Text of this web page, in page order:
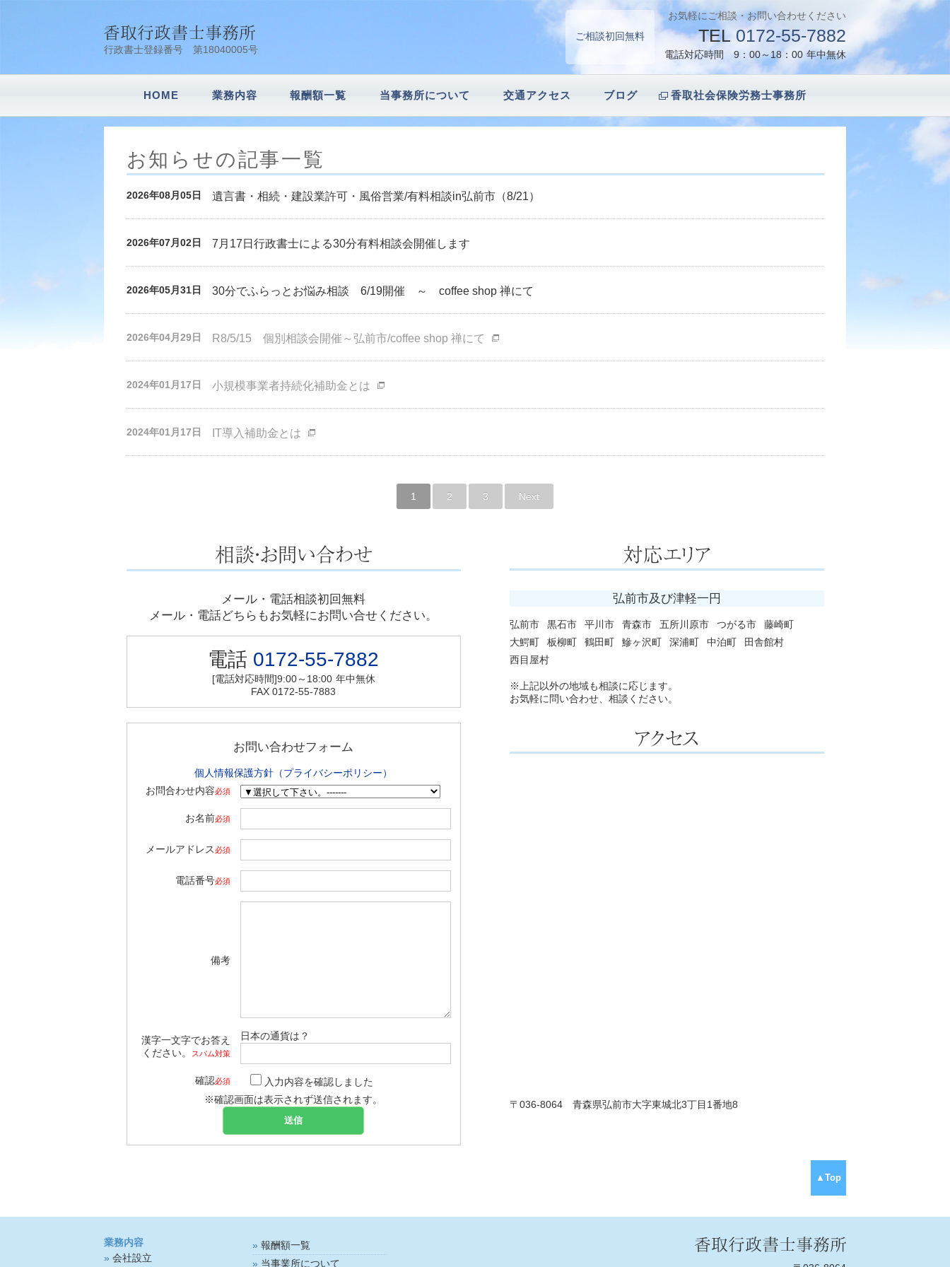
行政書士登録番号 第18040005号
ご相談初回無料
お気軽にご相談・お問い合わせください
TEL 0172-55-7882
電話対応時間 9：00～18：00 年中無休
HOME 業務内容 報酬額一覧 当事務所について 交通アクセス ブログ 香取社会保険労務士事務所
お知らせの記事一覧
2026年08月05日 遺言書・相続・建設業許可・風俗営業/有料相談in弘前市（8/21）
2026年07月02日 7月17日行政書士による30分有料相談会開催します
2026年05月31日 30分でふらっとお悩み相談 6/19開催 ～ coffee shop 禅にて
2026年04月29日 R8/5/15 個別相談会開催～弘前市/coffee shop 禅にて
2024年01月17日 小規模事業者持続化補助金とは
2024年01月17日 IT導入補助金とは
1 2 3 Next
メール・電話相談初回無料
メール・電話どちらもお気軽にお問い合せください。
電話 0172-55-7882
[電話対応時間]9:00～18:00 年中無休
FAX 0172-55-7883
お問い合わせフォーム
個人情報保護方針（プライバシーポリシー）
お問合わせ内容必須
お名前必須
メールアドレス 必須
電話番号必須
備考
漢字一文字でお答え
ください。
スパム対策
日本の通貨は？
確認必須
入力内容を確認しました
※確認画面は表示されず送信されます。
弘前市及び津軽一円
弘前市 黒石市 平川市 青森市 五所川原市 つがる市
藤崎町
大鰐町
板柳町 鶴田町 鰺ヶ沢町 深浦町 中泊町
田舎館村
西目屋村
※上記以外の地域も相談に応じます。
お気軽に問い合わせ、相談ください。
〒036-8064 青森県弘前市大字東城北3丁目1番地8
▲Top
業務内容
会社設立
報酬額一覧
当事業所について